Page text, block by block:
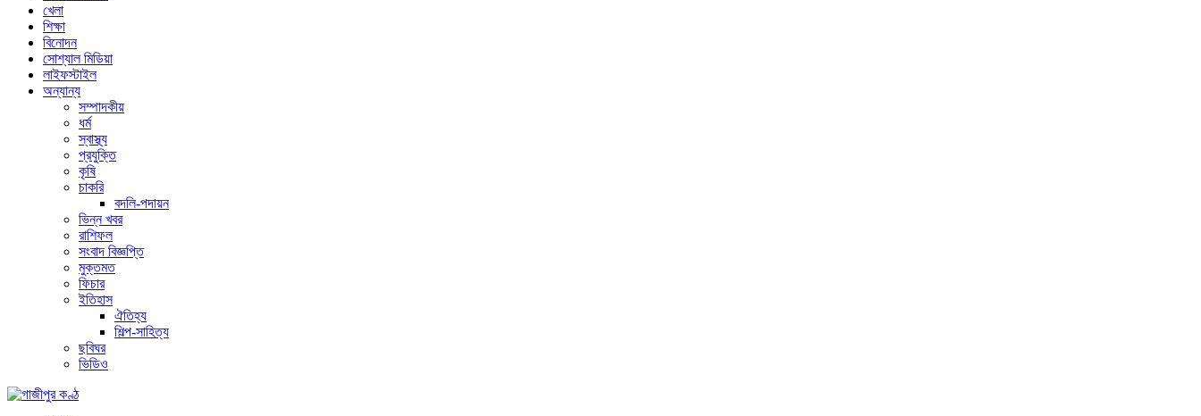
খেলা
শিক্ষা
বিনোদন
সোশ্যাল মিডিয়া
লাইফস্টাইল
অন্যান্য
সম্পাদকীয়
ধর্ম
স্বাস্থ্য
প্রযুক্তি
কৃষি
চাকরি
বদলি-পদায়ন
ভিন্ন খবর
রাশিফল
সংবাদ বিজ্ঞপ্তি
মুক্তমত
ফিচার
ইতিহাস
ঐতিহ্য
শিল্প-সাহিত্য
ছবিঘর
ভিডিও